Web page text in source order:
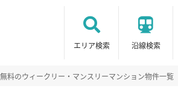
エリア検索 沿線検索
料のウィークリー・マンスリーマンション物件一覧